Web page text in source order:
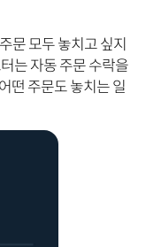
문 모두 놓치고 싶지
는 자동 주문 수락을
떤 주문도 놓치는 일